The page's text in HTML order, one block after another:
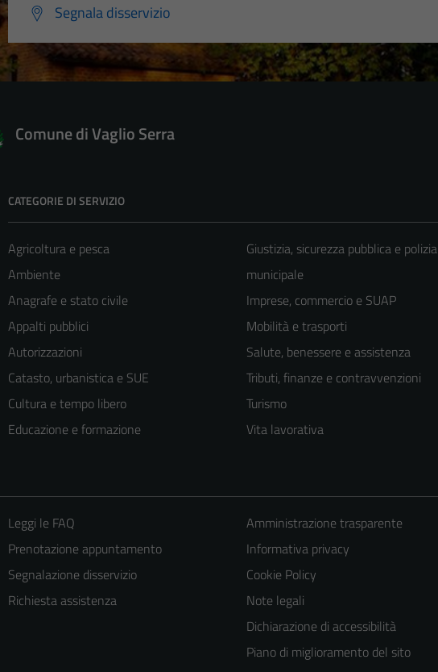
Segnala disservizio
Comune di Vaglio Serra
CATEGORIE DI SERVIZIO
Agricoltura e pesca
Ambiente
Anagrafe e stato civile
Appalti pubblici
Autorizzazioni
Catasto, urbanistica e SUE
Cultura e tempo libero
Educazione e formazione
Giustizia, sicurezza pubblica e polizia
municipale
Imprese, commercio e SUAP
Mobilità e trasporti
Salute, benessere e assistenza
Tributi, finanze e contravvenzioni
Turismo
Vita lavorativa
Leggi le FAQ
Prenotazione appuntamento
Segnalazione disservizio
Richiesta assistenza
Amministrazione trasparente
Informativa privacy
Cookie Policy
Note legali
Dichiarazione di accessibilità
Piano di miglioramento del sito